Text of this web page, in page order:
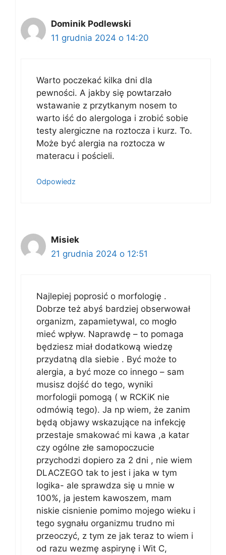
Dominik Podlewski
11 grudnia 2024 o 14:20
Warto poczekać kilka dni dla
pewności. A jakby się powtarzało
wstawanie z przytkanym nosem to
warto iść do alergologa i zrobić sobie
testy alergiczne na roztocza i kurz. To.
Może być alergia na roztocza w
materacu i pościeli.
Odpowiedz
Misiek
21 grudnia 2024 o 12:51
Najlepiej poprosić o morfologię .
Dobrze też abyś bardziej obserwował
organizm, zapamietywal, co mogło
mieć wpływ. Naprawdę – to pomaga
będziesz miał dodatkową wiedzę
przydatną dla siebie . Być może to
alergia, a być moze co innego – sam
musisz dojść do tego, wyniki
morfologii pomogą ( w RCKiK nie
odmówią tego). Ja np wiem, że zanim
będą objawy wskazujące na infekcję
przestaje smakować mi kawa ,a katar
czy ogólne złe samopoczucie
przychodzi dopiero za 2 dni , nie wiem
DLACZEGO tak to jest i jaka w tym
logika- ale sprawdza się u mnie w
100%, ja jestem kawoszem, mam
niskie cisnienie pomimo mojego wieku i
tego sygnału organizmu trudno mi
przeoczyć, z tym ze jak teraz to wiem i
od razu wezmę aspirynę i Wit C,